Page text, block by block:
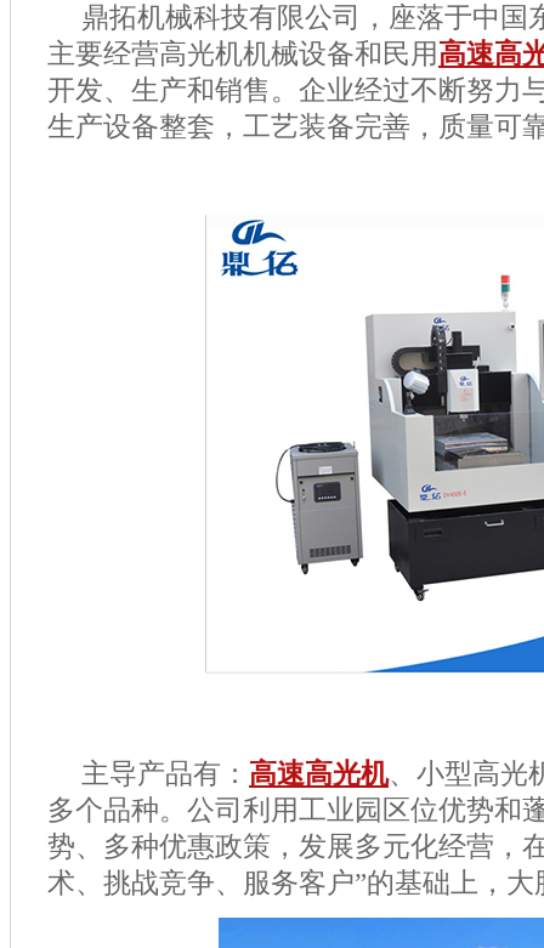
鼎拓机械科技有限公司，座落于中国
主要经营高光机机械设备和民用高速高
开发、生产和销售。企业经过不断努力
生产设备整套，工艺装备完善，质量可
主导产品有： 高速高光机、小型高光
多个品种。公司利用工业园区位优势和
势、多种优惠政策，发展多元化经营，
术、挑战竞争、服务客户”的基础上，